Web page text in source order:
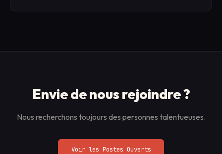
Envie de nous rejoindre ?
Nous recherchons toujours des personnes talentueuses.
Voir les Postes Ouverts